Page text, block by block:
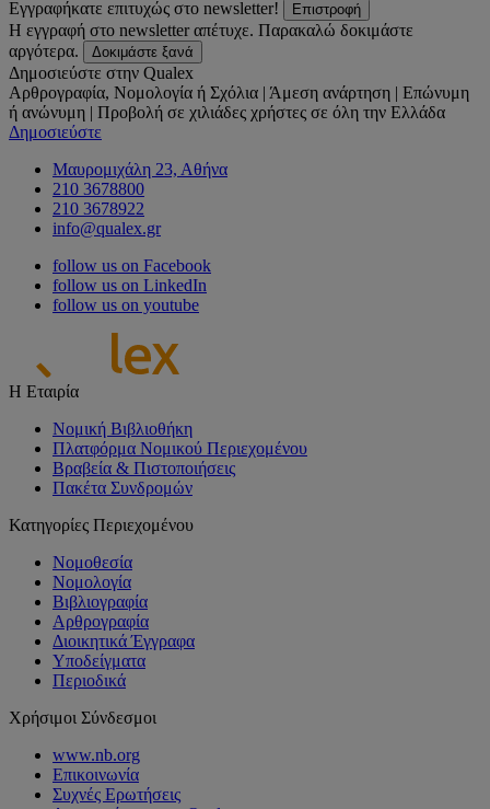
Εγγραφήκατε επιτυχώς στο newsletter! Επιστροφή
Η εγγραφή στο newsletter απέτυχε. Παρακαλώ δοκιμάστε
αργότερα.
Δοκιμάστε ξανά
Δημοσιεύστε στην Qualex
Αρθρογραφία, Νομολογία ή Σχόλια | Άμεση ανάρτηση | Επώνυμη
ή ανώνυμη | Προβολή σε χιλιάδες χρήστες σε όλη την Ελλάδα
Δημοσιεύστε
Μαυρομιχάλη 23, Αθήνα
210 3678800
210 3678922
info@qualex.gr
follow us on Facebook
follow us on LinkedIn
follow us on youtube
Η Εταιρία
Νομική Βιβλιοθήκη
Πλατφόρμα Νομικού Περιεχομένου
Βραβεία & Πιστοποιήσεις
Πακέτα Συνδρομών
Κατηγορίες Περιεχομένου
Νομοθεσία
Νομολογία
Βιβλιογραφία
Αρθρογραφία
Διοικητικά Έγγραφα
Υποδείγματα
Περιοδικά
Χρήσιμοι Σύνδεσμοι
www.nb.org
Επικοινωνία
Συχνές Ερωτήσεις